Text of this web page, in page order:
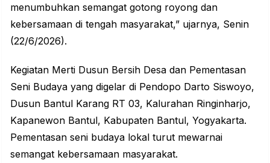
menumbuhkan semangat gotong royong dan
kebersamaan di tengah masyarakat,” ujarnya, Senin
(22/6/2026).
Kegiatan Merti Dusun Bersih Desa dan Pementasan
Seni Budaya yang digelar di Pendopo Darto Siswoyo,
Dusun Bantul Karang RT 03, Kalurahan Ringinharjo,
Kapanewon Bantul, Kabupaten Bantul, Yogyakarta.
Pementasan seni budaya lokal turut mewarnai
semangat kebersamaan masyarakat.